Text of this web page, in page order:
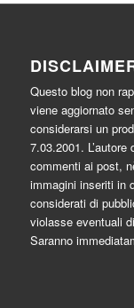
Questo blog non
viene aggiornato
considerarsi un
7.03.2001.
commenti ai post,
immagini inseriti in
considerati di
violasse eventuali
Saranno